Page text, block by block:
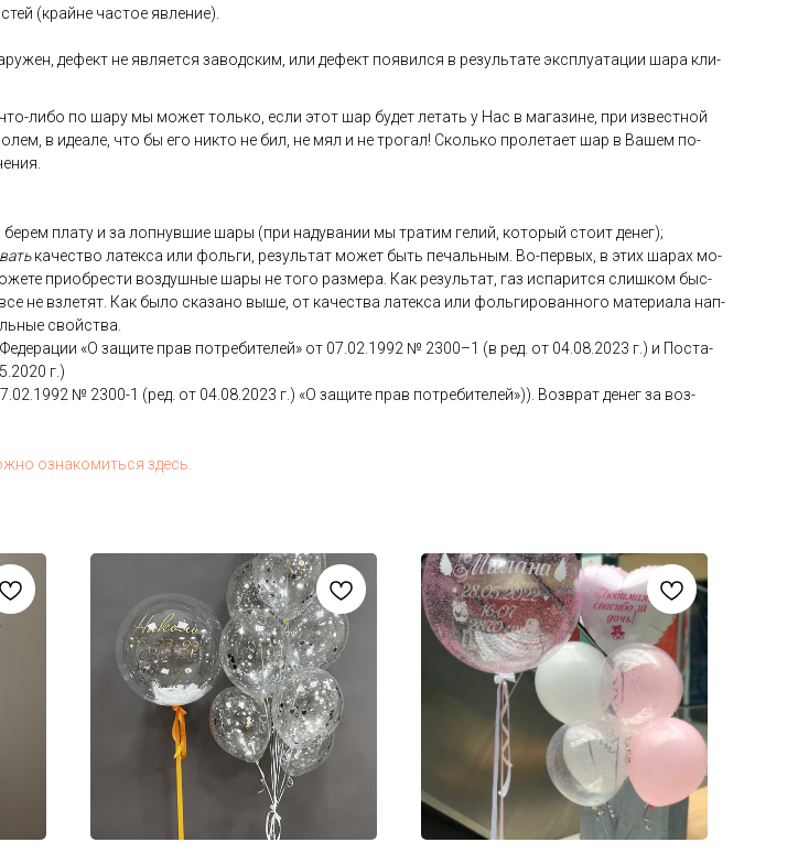
(край­не час­тое яв­ле­ние).
де­фект не яв­ля­ет­ся за­вод­ским, или де­фект по­явил­ся в ре­зуль­та­те экс­плу­ата­ции ша­ра кли­
ли­бо по ша­ру мы мо­жет толь­ко, ес­ли этот шар бу­дет ле­тать у Нас в ма­гази­не, при из­вес­тной
в иде­але, что бы его ник­то не бил, не мял и не тро­гал! Сколь­ко про­лета­ет шар в Ва­шем по­
пла­ту и за лоп­нувшие ша­ры (при на­дува­нии мы тра­тим ге­лий, ко­торый сто­ит де­нег);
ка­чес­тво ла­тек­са или фоль­ги, ре­зуль­тат мо­жет быть пе­чаль­ным. Во-пер­вых, в этих ша­рах мо­
при­об­рести воз­душные ша­ры не то­го раз­ме­ра. Как ре­зуль­тат, газ ис­па­рит­ся слиш­ком быс­
не взле­тят. Как бы­ло ска­зано вы­ше, от ка­чес­тва ла­тек­са или фоль­ги­рован­но­го ма­тери­ала нап­
свой­ства.
«О за­щите прав пот­ре­бите­лей» от 07.02.1992 № 2300–1 (в ред. от 04.08.2023 г.) и Пос­та­
г.)
№ 2300-1 (ред. от 04.08.2023 г.) «О за­щите прав пот­ре­бите­лей»)). Воз­врат де­нег за воз­
оз­на­комить­ся здесь.